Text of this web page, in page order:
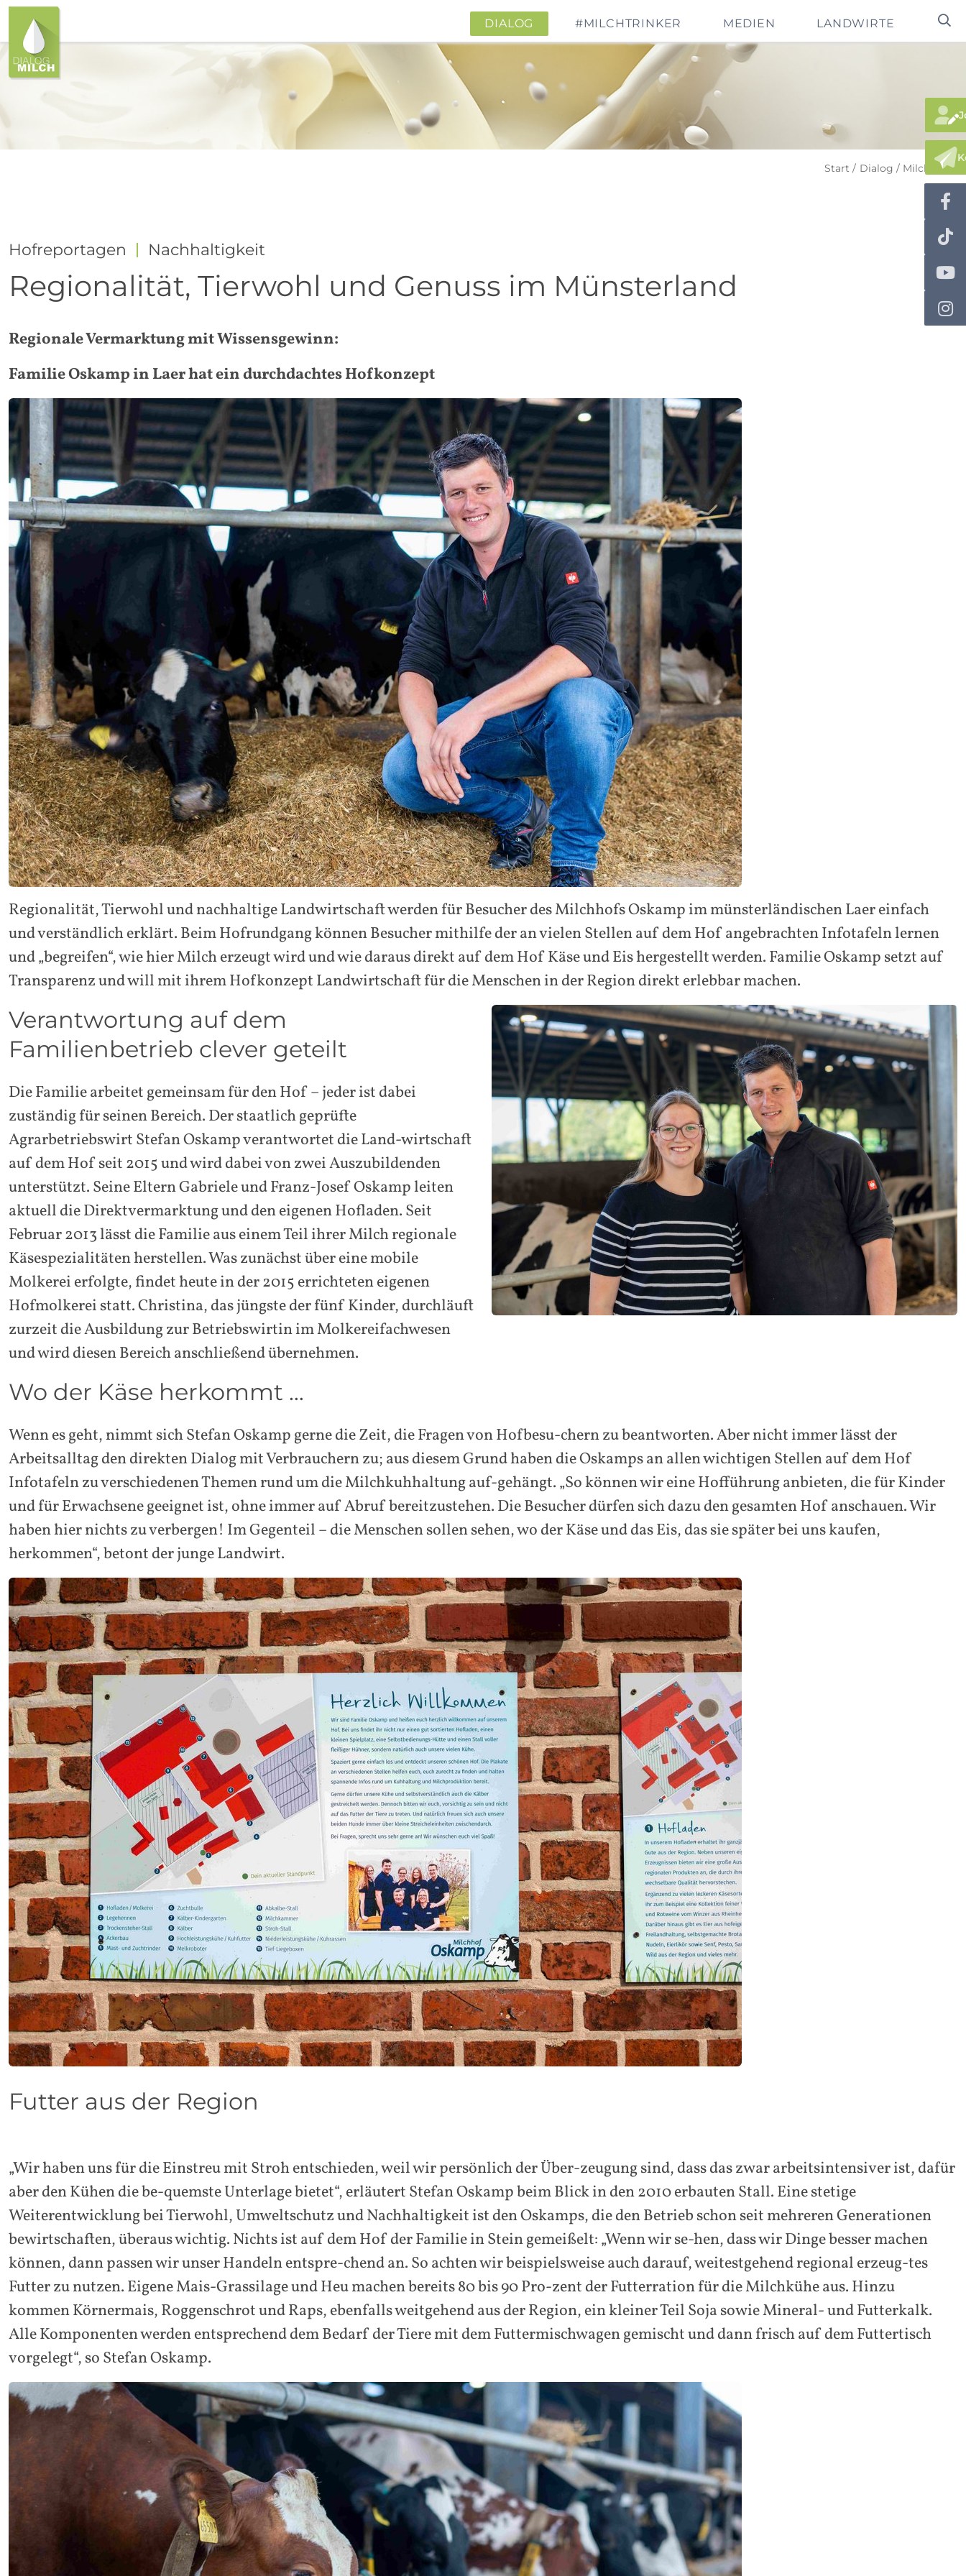
DIALOG #MILCHTRINKER MEDIEN LANDWIRTE
Start Dialog MilchFacts
Hofreportagen Nachhaltigkeit
Regionalität, Tierwohl und Genuss im Münsterland
Regionale Vermarktung mit Wissensgewinn:
Familie Oskamp in Laer hat ein durchdachtes Hofkonzept
Regionalität, Tierwohl und nachhaltige Landwirtschaft werden für Besucher des Milchhofs Oskamp im münsterländischen Laer einfach
und verständlich erklärt. Beim Hofrundgang können Besucher mithilfe der an vielen Stellen auf dem Hof angebrachten Infotafeln lernen
und „begreifen“, wie hier Milch erzeugt wird und wie daraus direkt auf dem Hof Käse und Eis hergestellt werden. Familie Oskamp setzt auf
Transparenz und will mit ihrem Hofkonzept Landwirtschaft für die Menschen in der Region direkt erlebbar machen.
Verantwortung auf dem
Familienbetrieb clever geteilt
Die Familie arbeitet gemeinsam für den Hof – jeder ist dabei
zuständig für seinen Bereich. Der staatlich geprüfte
Agrarbetriebswirt Stefan Oskamp verantwortet die Land-wirtschaft
auf dem Hof seit 2015 und wird dabei von zwei Auszubildenden
unterstützt. Seine Eltern Gabriele und Franz-Josef Oskamp leiten
aktuell die Direktvermarktung und den eigenen Hofladen. Seit
Februar 2013 lässt die Familie aus einem Teil ihrer Milch regionale
Käsespezialitäten herstellen. Was zunächst über eine mobile
Molkerei erfolgte, findet heute in der 2015 errichteten eigenen
Hofmolkerei statt. Christina, das jüngste der fünf Kinder, durchläuft
zurzeit die Ausbildung zur Betriebswirtin im Molkereifachwesen
und wird diesen Bereich anschließend übernehmen.
Wo der Käse herkommt …
Wenn es geht, nimmt sich Stefan Oskamp gerne die Zeit, die Fragen von Hofbesu-chern zu beantworten. Aber nicht immer lässt der
Arbeitsalltag den direkten Dialog mit Verbrauchern zu; aus diesem Grund haben die Oskamps an allen wichtigen Stellen auf dem Hof
Infotafeln zu verschiedenen Themen rund um die Milchkuhhaltung auf-gehängt. „So können wir eine Hofführung anbieten, die für Kinder
und für Erwachsene geeignet ist, ohne immer auf Abruf bereitzustehen. Die Besucher dürfen sich dazu den gesamten Hof anschauen. Wir
haben hier nichts zu verbergen! Im Gegenteil – die Menschen sollen sehen, wo der Käse und das Eis, das sie später bei uns kaufen,
herkommen“, betont der junge Landwirt.
Futter aus der Region
„Wir haben uns für die Einstreu mit Stroh entschieden, weil wir persönlich der Über-zeugung sind, dass das zwar arbeitsintensiver ist, dafür
aber den Kühen die be-quemste Unterlage bietet“, erläutert Stefan Oskamp beim Blick in den 2010 erbauten Stall. Eine stetige
Weiterentwicklung bei Tierwohl, Umweltschutz und Nachhaltigkeit ist den Oskamps, die den Betrieb schon seit mehreren Generationen
bewirtschaften, überaus wichtig. Nichts ist auf dem Hof der Familie in Stein gemeißelt: „Wenn wir se-hen, dass wir Dinge besser machen
können, dann passen wir unser Handeln entspre-chend an. So achten wir beispielsweise auch darauf, weitestgehend regional erzeug-tes
Futter zu nutzen. Eigene Mais-Grassilage und Heu machen bereits 80 bis 90 Pro-zent der Futterration für die Milchkühe aus. Hinzu
kommen Körnermais, Roggenschrot und Raps, ebenfalls weitgehend aus der Region, ein kleiner Teil Soja sowie Mineral- und Futterkalk.
Alle Komponenten werden entsprechend dem Bedarf der Tiere mit dem Futtermischwagen gemischt und dann frisch auf dem Futtertisch
vorgelegt“, so Stefan Oskamp.